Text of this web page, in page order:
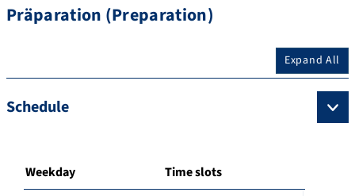
Präparation (Preparation)
Expand All
Schedule
Weekday Time slots